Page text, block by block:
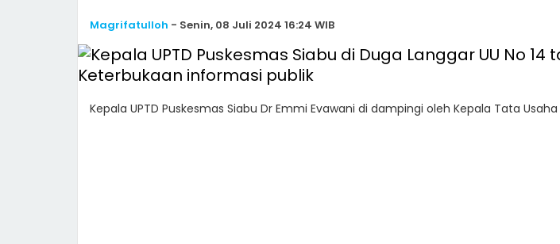
Magrifatulloh - Senin, 08 Juli 2024 16:24 WIB
Kepala UPTD Puskesmas Siabu Dr Emmi Evawani di dampingi oleh Kepala Tata